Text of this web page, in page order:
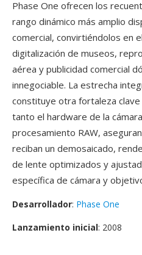
Phase One ofrecen los
rango dinámico más amplio
comercial, convirtiéndolos en
digitalización de museos,
aérea y publicidad comercial
innegociable. La estrecha
constituye otra fortaleza
tanto el hardware de la
procesamiento RAW,
reciban un demosaicado,
de lente optimizados y
específica de cámara y
Desarrollador: Phase One
Lanzamiento inicial: 2008